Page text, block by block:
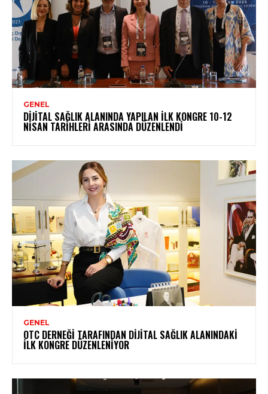
GENEL
DIJITAL SAĞLIK ALANINDA YAPILAN İLK KONGRE 10-12
NISAN TARIHLERI ARASINDA DÜZENLENDI
GENEL
OTC DERNEĞI TARAFINDAN DIJITAL SAĞLIK ALANINDAKI
İLK KONGRE DÜZENLENIYOR